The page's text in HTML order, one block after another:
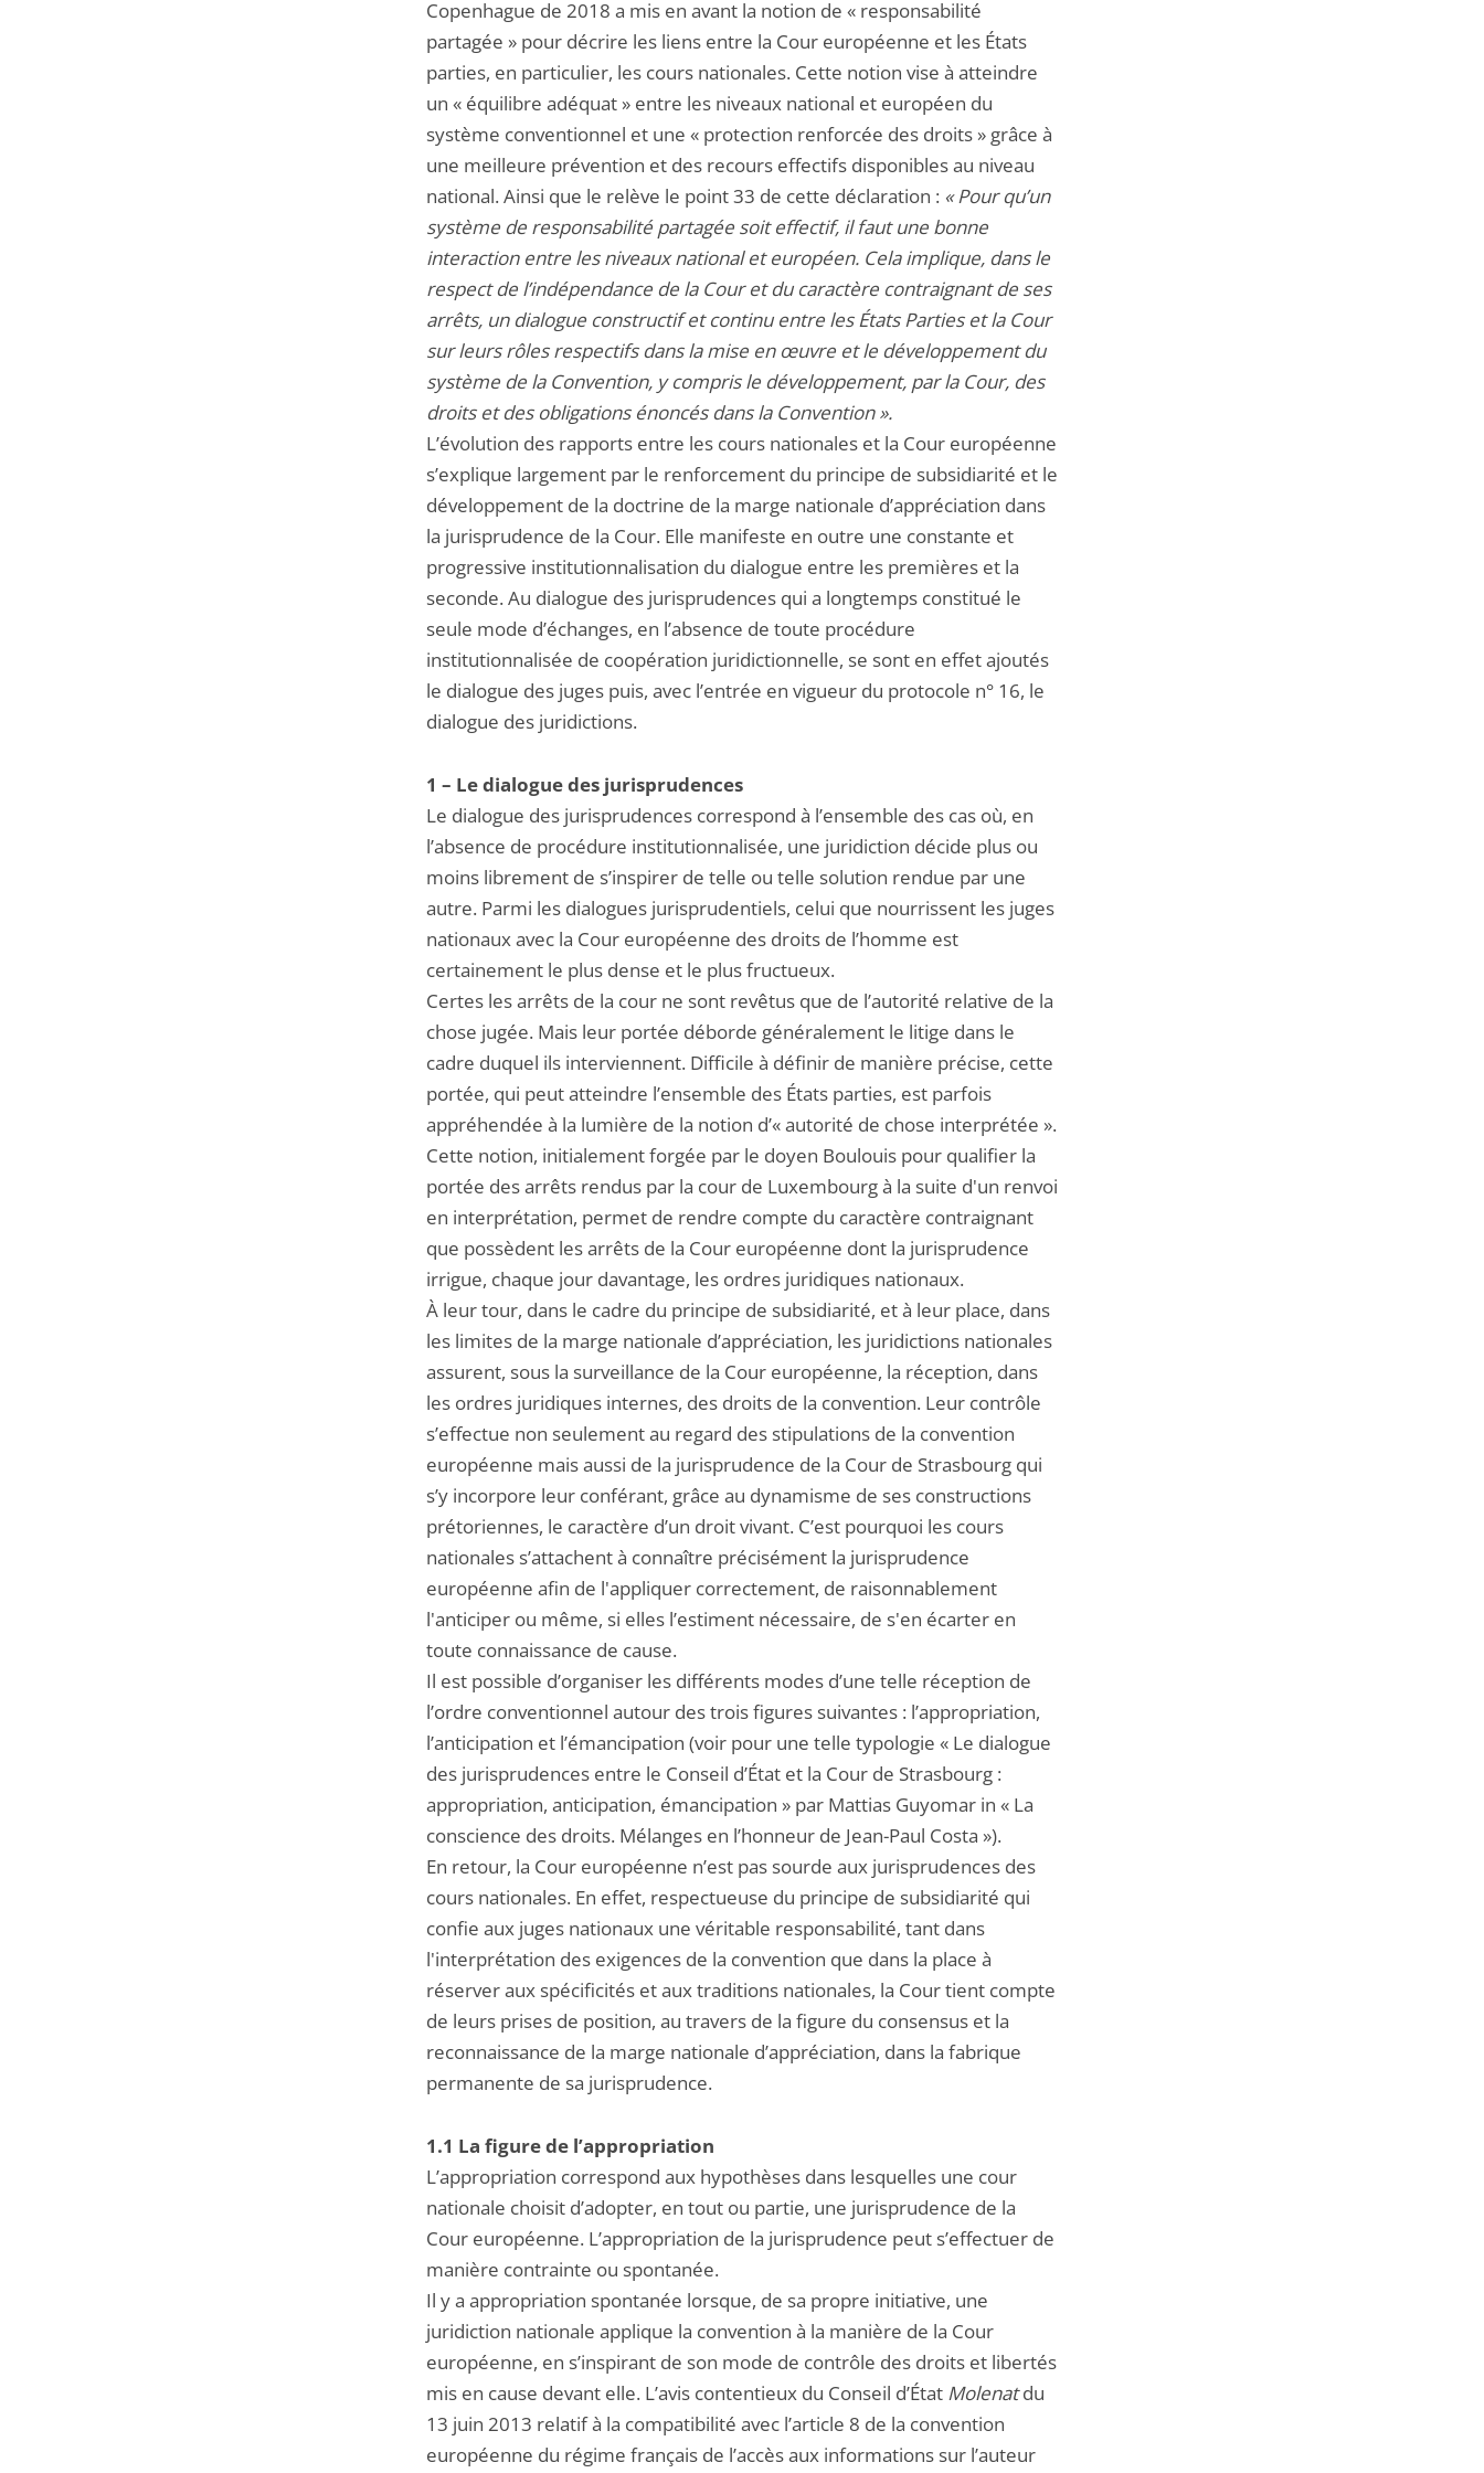
Copenhague de 2018 a mis en avant la notion de « responsabilité
partagée » pour décrire les liens entre la Cour européenne et les États
parties, en particulier, les cours nationales. Cette notion vise à atteindre
un « équilibre adéquat » entre les niveaux national et européen du
système conventionnel et une « protection renforcée des droits » grâce à
une meilleure prévention et des recours effectifs disponibles au niveau
national. Ainsi que le relève le point 33 de cette déclaration : « Pour qu’un
système de responsabilité partagée soit effectif, il faut une bonne
interaction entre les niveaux national et européen. Cela implique, dans le
respect de l’indépendance de la Cour et du caractère contraignant de ses
arrêts, un dialogue constructif et continu entre les États Parties et la Cour
sur leurs rôles respectifs dans la mise en œuvre et le développement du
système de la Convention, y compris le développement, par la Cour, des
droits et des obligations énoncés dans la Convention ».
L’évolution des rapports entre les cours nationales et la Cour européenne
s’explique largement par le renforcement du principe de subsidiarité et le
développement de la doctrine de la marge nationale d’appréciation dans
la jurisprudence de la Cour. Elle manifeste en outre une constante et
progressive institutionnalisation du dialogue entre les premières et la
seconde. Au dialogue des jurisprudences qui a longtemps constitué le
seule mode d’échanges, en l’absence de toute procédure
institutionnalisée de coopération juridictionnelle, se sont en effet ajoutés
le dialogue des juges puis, avec l’entrée en vigueur du protocole n° 16, le
dialogue des juridictions.
1 – Le dialogue des jurisprudences
Le dialogue des jurisprudences correspond à l’ensemble des cas où, en
l’absence de procédure institutionnalisée, une juridiction décide plus ou
moins librement de s’inspirer de telle ou telle solution rendue par une
autre. Parmi les dialogues jurisprudentiels, celui que nourrissent les juges
nationaux avec la Cour européenne des droits de l’homme est
certainement le plus dense et le plus fructueux.
Certes les arrêts de la cour ne sont revêtus que de l’autorité relative de la
chose jugée. Mais leur portée déborde généralement le litige dans le
cadre duquel ils interviennent. Difficile à définir de manière précise, cette
portée, qui peut atteindre l’ensemble des États parties, est parfois
appréhendée à la lumière de la notion d’« autorité de chose interprétée ».
Cette notion, initialement forgée par le doyen Boulouis pour qualifier la
portée des arrêts rendus par la cour de Luxembourg à la suite d'un renvoi
en interprétation, permet de rendre compte du caractère contraignant
que possèdent les arrêts de la Cour européenne dont la jurisprudence
irrigue, chaque jour davantage, les ordres juridiques nationaux.
À leur tour, dans le cadre du principe de subsidiarité, et à leur place, dans
les limites de la marge nationale d’appréciation, les juridictions nationales
assurent, sous la surveillance de la Cour européenne, la réception, dans
les ordres juridiques internes, des droits de la convention. Leur contrôle
s’effectue non seulement au regard des stipulations de la convention
européenne mais aussi de la jurisprudence de la Cour de Strasbourg qui
s’y incorpore leur conférant, grâce au dynamisme de ses constructions
prétoriennes, le caractère d’un droit vivant. C’est pourquoi les cours
nationales s’attachent à connaître précisément la jurisprudence
européenne afin de l'appliquer correctement, de raisonnablement
l'anticiper ou même, si elles l’estiment nécessaire, de s'en écarter en
toute connaissance de cause.
Il est possible d’organiser les différents modes d’une telle réception de
l’ordre conventionnel autour des trois figures suivantes : l’appropriation,
l’anticipation et l’émancipation (voir pour une telle typologie « Le dialogue
des jurisprudences entre le Conseil d’État et la Cour de Strasbourg :
appropriation, anticipation, émancipation » par Mattias Guyomar in « La
conscience des droits. Mélanges en l’honneur de Jean-Paul Costa »).
En retour, la Cour européenne n’est pas sourde aux jurisprudences des
cours nationales. En effet, respectueuse du principe de subsidiarité qui
confie aux juges nationaux une véritable responsabilité, tant dans
l'interprétation des exigences de la convention que dans la place à
réserver aux spécificités et aux traditions nationales, la Cour tient compte
de leurs prises de position, au travers de la figure du consensus et la
reconnaissance de la marge nationale d’appréciation, dans la fabrique
permanente de sa jurisprudence.
1.1 La figure de l’appropriation
L’appropriation correspond aux hypothèses dans lesquelles une cour
nationale choisit d’adopter, en tout ou partie, une jurisprudence de la
Cour européenne. L’appropriation de la jurisprudence peut s’effectuer de
manière contrainte ou spontanée.
Il y a appropriation spontanée lorsque, de sa propre initiative, une
juridiction nationale applique la convention à la manière de la Cour
européenne, en s’inspirant de son mode de contrôle des droits et libertés
mis en cause devant elle. L’avis contentieux du Conseil d’État Molenatdu
13 juin 2013 relatif à la compatibilité avec l’article 8 de la convention
européenne du régime français de l’accès aux informations sur l’auteur